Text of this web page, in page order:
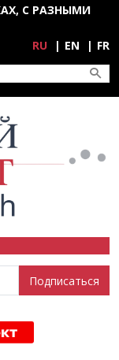
С РАЗНЫМИ
RU EN FR